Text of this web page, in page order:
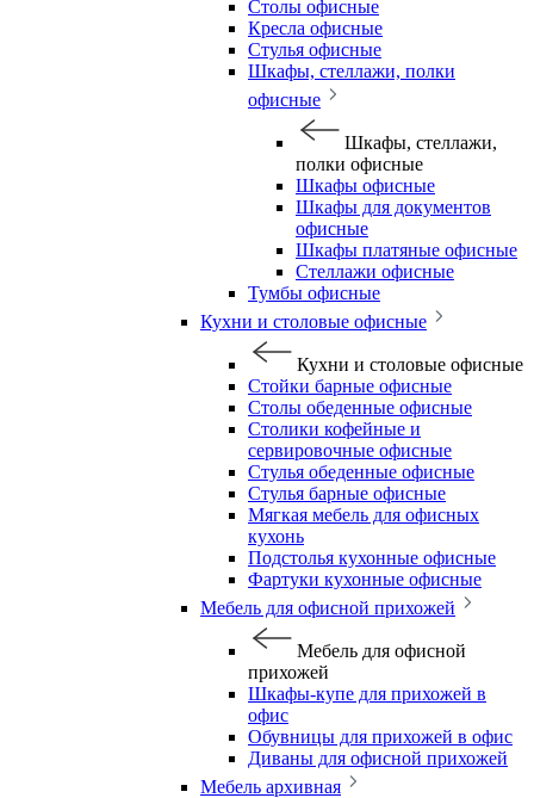
Столы офисные
Кресла офисные
Стулья офисные
Шкафы, стеллажи, полки
офисные
Шкафы, стеллажи,
полки офисные
Шкафы офисные
Шкафы для документов
офисные
Шкафы платяные офисные
Стеллажи офисные
Тумбы офисные
Кухни и столовые офисные
Кухни и столовые офисные
Стойки барные офисные
Столы обеденные офисные
Столики кофейные и
сервировочные офисные
Стулья обеденные офисные
Стулья барные офисные
Мягкая мебель для офисных
кухонь
Подстолья кухонные офисные
Фартуки кухонные офисные
Мебель для офисной прихожей
Мебель для офисной
прихожей
Шкафы-купе для прихожей в
офис
Обувницы для прихожей в офис
Диваны для офисной прихожей
Мебель архивная